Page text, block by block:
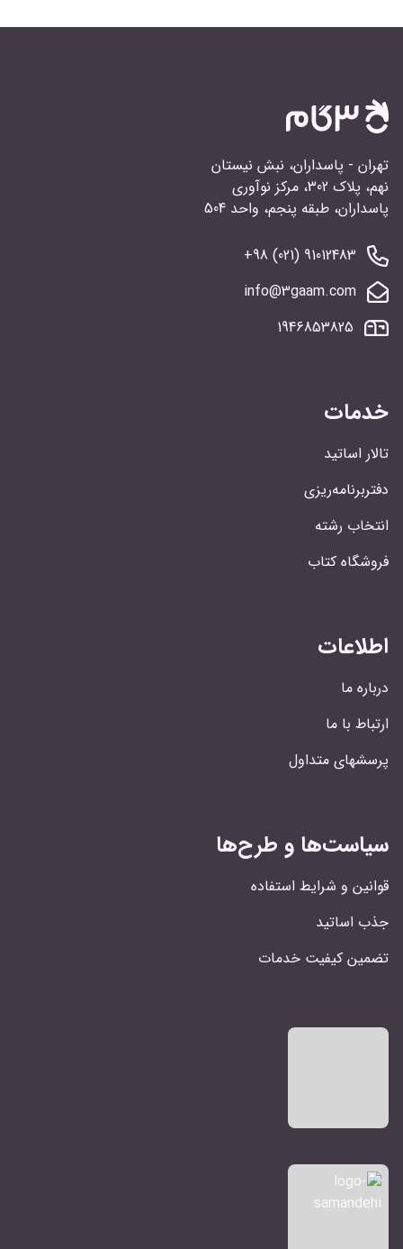
تهران - پاسداران، نبش نیستان
نهم، پلاک 302، مرکز نوآوری
پاسداران، طبقه پنجم، واحد 504
91012483 (021) 98+
info@3gaam.com
1946853825
خدمات
تالار اساتید
دفتربرنامه‌ریزی
انتخاب رشته
فروشگاه کتاب
اطلاعات
درباره ما
ارتباط با ما
پرسشهای متداول
سیاست‌ها و طرح‌ها
قوانین و شرایط استفاده
جذب اساتید
تضمین کیفیت خدمات